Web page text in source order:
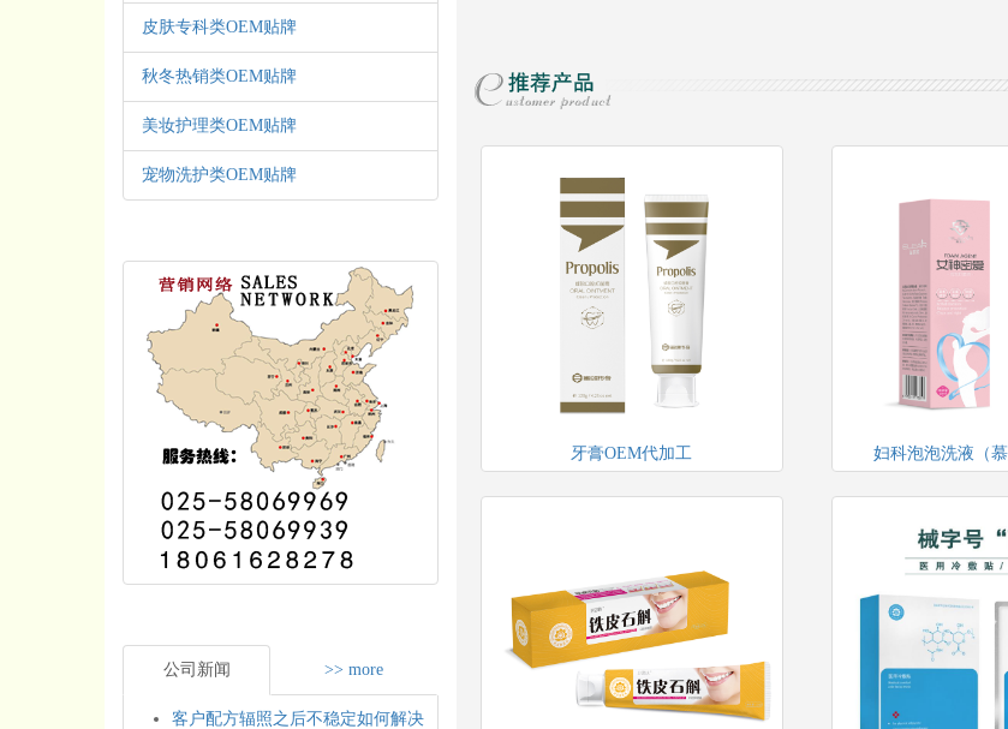
皮肤专科类OEM贴牌
秋冬热销类OEM贴牌
美妆护理类OEM贴牌
宠物洗护类OEM贴牌
公司新闻 >> more
客户配方辐照之后不稳定如何解决
牙膏OEM代加工 妇科泡泡洗液（